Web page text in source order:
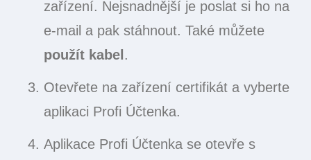
zařízení. Nejsnadnější je poslat si ho na
e-mail a pak stáhnout. Také můžete
použít kabel.
Otevřete na zařízení certifikát a vyberte
aplikaci Profi Účtenka.
Aplikace Profi Účtenka se otevře s